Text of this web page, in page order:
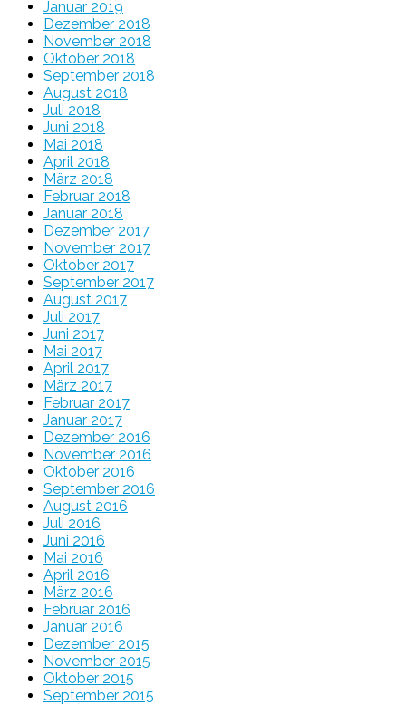
Januar 2019
Dezember 2018
November 2018
Oktober 2018
September 2018
August 2018
Juli 2018
Juni 2018
Mai 2018
April 2018
März 2018
Februar 2018
Januar 2018
Dezember 2017
November 2017
Oktober 2017
September 2017
August 2017
Juli 2017
Juni 2017
Mai 2017
April 2017
März 2017
Februar 2017
Januar 2017
Dezember 2016
November 2016
Oktober 2016
September 2016
August 2016
Juli 2016
Juni 2016
Mai 2016
April 2016
März 2016
Februar 2016
Januar 2016
Dezember 2015
November 2015
Oktober 2015
September 2015